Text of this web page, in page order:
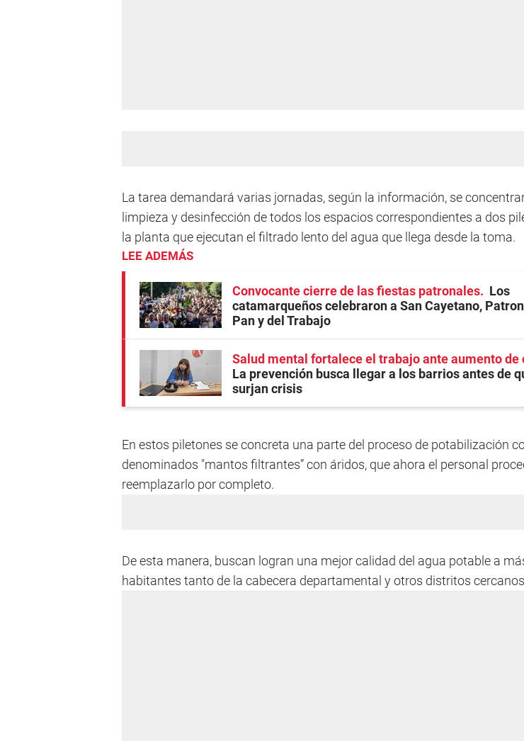
La tarea demandará varias jornadas, según la información, se
limpieza y desinfección de todos los espacios correspondientes a dos
la planta que ejecutan el filtrado lento del agua que llega desde la toma.
LEE ADEMÁS
Convocante cierre de las fiestas patronales
Los
catamarqueños celebraron a San Cayetano,
Pan y del Trabajo
Salud mental fortalece el trabajo ante aumento de
La prevención busca llegar a los barrios antes de
surjan crisis
En estos piletones se concreta una parte del proceso de potabilización
denominados "mantos filtrantes” con áridos, que ahora el personal
reemplazarlo por completo.
De esta manera, buscan logran una mejor calidad del agua potable a
habitantes tanto de la cabecera departamental y otros distritos